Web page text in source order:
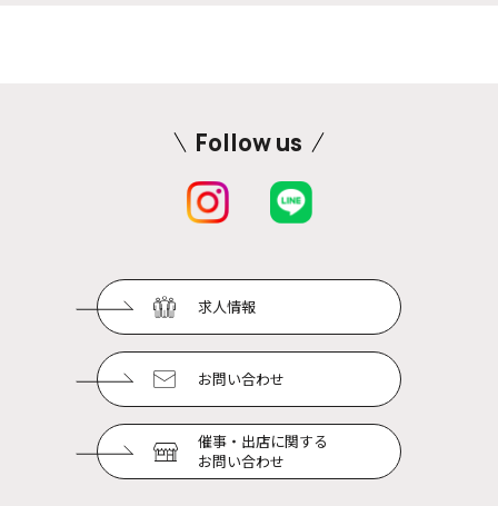
Follow us
求人情報
お問い合わせ
催事・出店に関する
お問い合わせ